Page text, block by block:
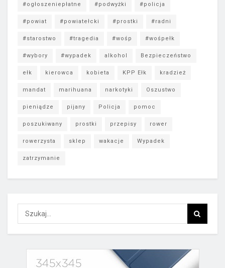
#ogłoszeniepłatne #podwyżki #policja
#powiat #powiatełcki #prostki #radni
#starostwo #tragedia #wośp #wośpełk
#wybory #wypadek alkohol Bezpieczeństwo
ełk kierowca kobieta KPP Ełk kradzież
mandat marihuana narkotyki Oszustwo
pieniądze pijany Policja pomoc
poszukiwany prostki przepisy rower
rowerzysta sklep wakacje Wypadek
zatrzymanie